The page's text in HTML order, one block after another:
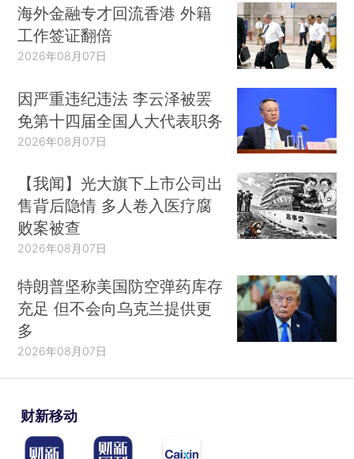
海外金融专才回流香港 外籍
工作签证翻倍
2026年08月07日
因严重违纪违法 李云泽被罢
免第十四届全国人大代表职务
2026年08月07日
【我闻】光大旗下上市公司出
售背后隐情 多人卷入医疗腐
败案被查
2026年08月07日
特朗普坚称美国防空弹药库存
充足 但不会向乌克兰提供更
多
2026年08月07日
财新移动